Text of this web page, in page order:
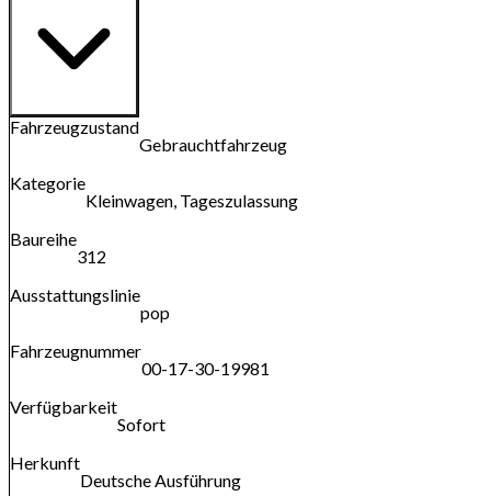
Fahrzeugzustand
Gebrauchtfahrzeug
Kategorie
Kleinwagen, Tageszulassung
Baureihe
312
Ausstattungslinie
pop
Fahrzeugnummer
00-17-30-19981
Verfügbarkeit
Sofort
Herkunft
Deutsche Ausführung